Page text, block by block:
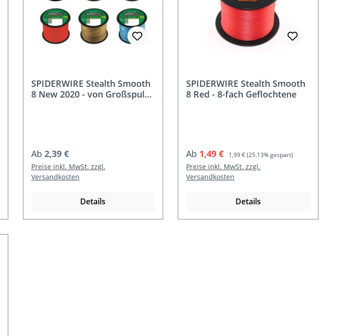
SPIDERWIRE Stealth Smooth
8 New 2020 - von Großspule
Regulärer Preis:
Ab 2,39 €
Preise inkl. MwSt. zzgl.
Versandkosten
Details
SPIDERWIRE Stealth Smooth
8 Red - 8-fach Geflochtene
Verkaufspreis:
Ab 1,49 € Regulärer Preis:
1,99 €(25.13% gespart)
Preise inkl. MwSt. zzgl.
Versandkosten
Details